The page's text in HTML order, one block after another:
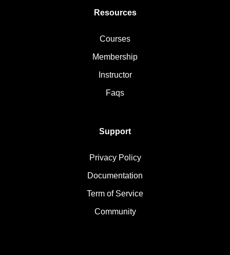
Resources
Courses
Membership
Instructor
Faqs
Support
Privacy Policy
Documentation
Term of Service
Community